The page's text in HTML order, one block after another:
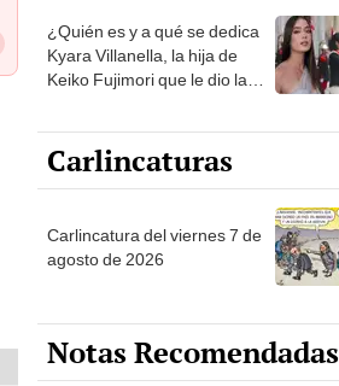
¿Quién es y a qué se dedica
Kyara Villanella, la hija de
Keiko Fujimori que le dio la
Carlincaturas
Carlincatura del viernes 7 de
agosto de 2026
Notas Recomendadas